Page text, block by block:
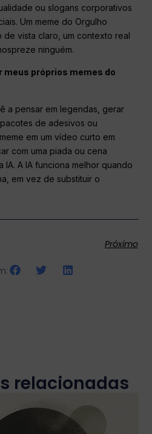
ou slogans corporativos
Um meme do Orgulho
de vista claro, um contexto real
ninguém.
meus próprios memes do
a pensar em legendas, gerar
de adesivos ou
em um vídeo curto em
com uma piada ou cena
A IA funciona melhor quando
em vez de substituir o
Próximo
relacionadas